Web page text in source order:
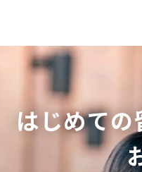
はじめての